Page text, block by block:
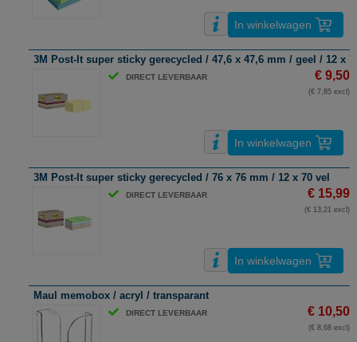
In winkelwagen
3M Post-It super sticky gerecycled / 47,6 x 47,6 mm / geel / 12 x
DIRECT LEVERBAAR € 9,50
(€ 7,85 excl)
In winkelwagen
3M Post-It super sticky gerecycled / 76 x 76 mm / 12 x 70 vel
DIRECT LEVERBAAR € 15,99
(€ 13,21 excl)
In winkelwagen
Maul memobox / acryl / transparant
DIRECT LEVERBAAR € 10,50
(€ 8,68 excl)